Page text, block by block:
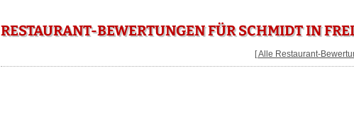
RESTAURANT-BEWERTUNGEN FÜR SCHMIDT IN
[ Alle Restaurant-